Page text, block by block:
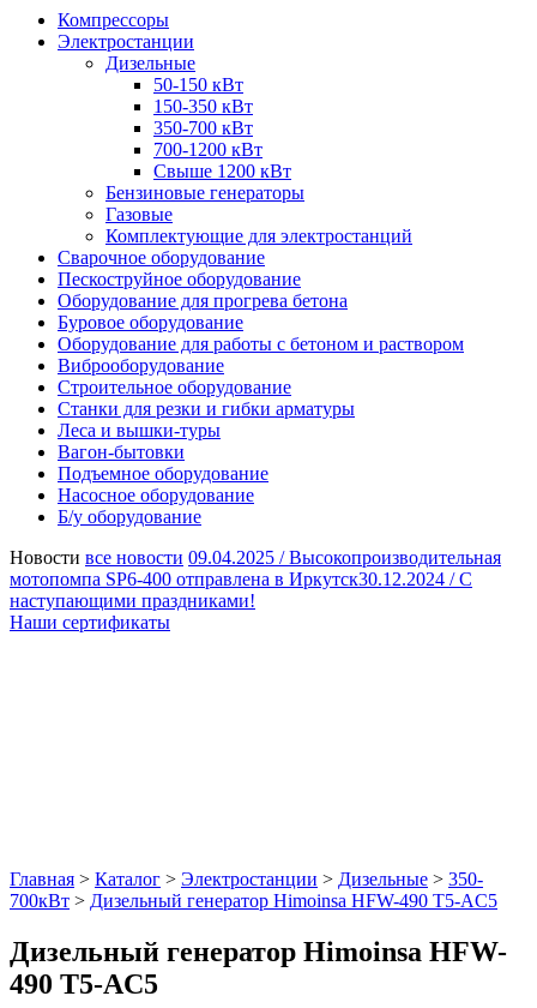
Компрессоры
Электростанции
Дизельные
50-150 кВт
150-350 кВт
350-700 кВт
700-1200 кВт
Свыше 1200 кВт
Бензиновые генераторы
Газовые
Комплектующие для электростанций
Сварочное оборудование
Пескоструйное оборудование
Оборудование для прогрева бетона
Буровое оборудование
Оборудование для работы с бетоном и раствором
Виброоборудование
Строительное оборудование
Станки для резки и гибки арматуры
Леса и вышки-туры
Вагон-бытовки
Подъемное оборудование
Насосное оборудование
Б/у оборудование
Новости все новости 09.04.2025 /Высокопроизводительная
мотопомпа SP6-400 отправлена в Иркутск30.12.2024 /С
наступающими праздниками!
Наши сертификаты
Главная > Каталог > Электростанции > Дизельные > 350-
700кВт > Дизельный генератор Himoinsa HFW-490 T5-AC5
Дизельный генератор Himoinsa HFW-
490 T5-AC5